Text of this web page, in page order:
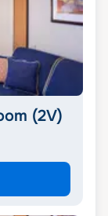
(2V)